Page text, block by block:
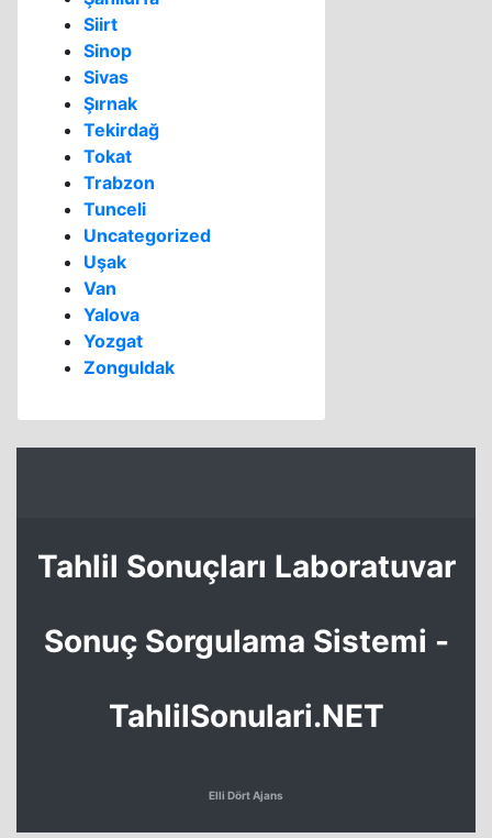
Siirt
Sinop
Sivas
Şırnak
Tekirdağ
Tokat
Trabzon
Tunceli
Uncategorized
Uşak
Van
Yalova
Yozgat
Zonguldak
Tahlil Sonuçları Laboratuvar
Sonuç Sorgulama Sistemi -
TahlilSonulari.NET
Elli Dört Ajans